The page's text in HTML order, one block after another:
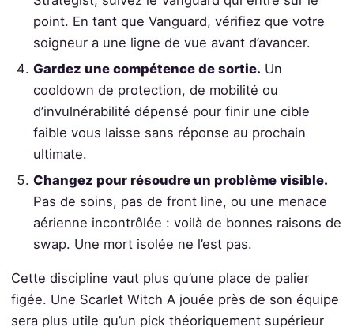
point. En tant que Vanguard, vérifiez que votre
soigneur a une ligne de vue avant d’avancer.
Gardez une compétence de sortie. Un
cooldown de protection, de mobilité ou
d’invulnérabilité dépensé pour finir une cible
faible vous laisse sans réponse au prochain
ultimate.
Changez pour résoudre un problème visible.
Pas de soins, pas de front line, ou une menace
aérienne incontrôlée : voilà de bonnes raisons de
swap. Une mort isolée ne l’est pas.
Cette discipline vaut plus qu’une place de palier
figée. Une Scarlet Witch A jouée près de son équipe
sera plus utile qu’un pick théoriquement supérieur